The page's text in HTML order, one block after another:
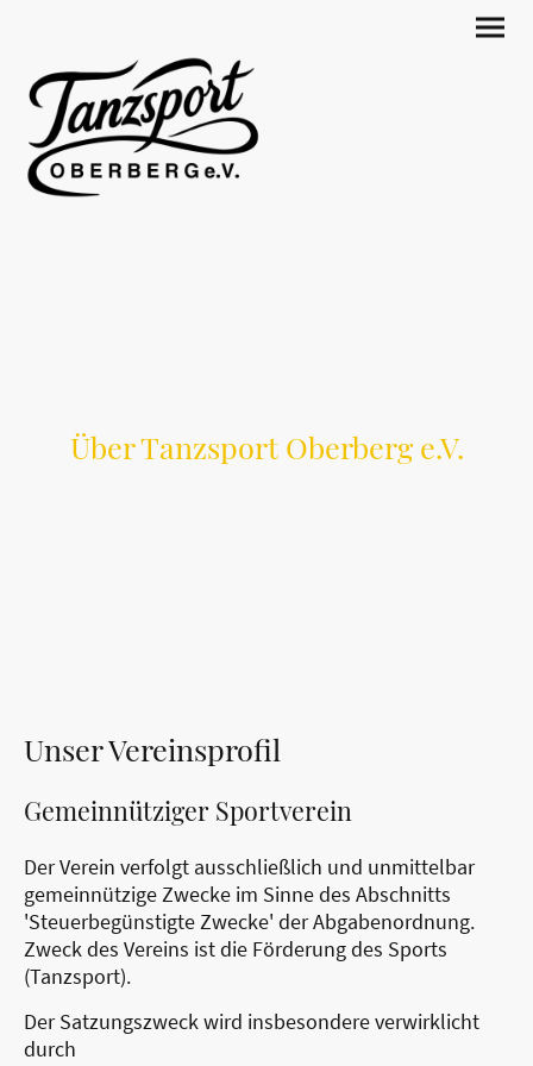
Über Tanzsport Oberberg e.V.
Unser Vereinsprofil
Gemeinnütziger Sportverein
Der Verein verfolgt ausschließlich und unmittelbar
gemeinnützige Zwecke im Sinne des Abschnitts
'Steuerbegünstigte Zwecke' der Abgabenordnung.
Zweck des Vereins ist die Förderung des Sports
(Tanzsport).
Der Satzungszweck wird insbesondere verwirklicht
durch